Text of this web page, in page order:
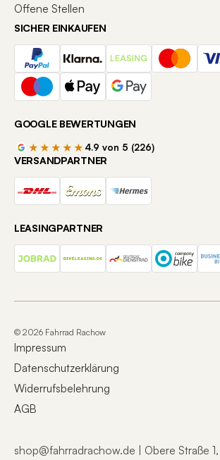
Offene Stellen
SICHER EINKAUFEN
GOOGLE BEWERTUNGEN
★★★★★ 4.9 von 5 (226)
VERSANDPARTNER
LEASINGPARTNER
© 2026 Fahrrad Rachow
Impressum
Datenschutzerklärung
Widerrufsbelehrung
AGB
shop@fahrradrachow.de | Obere Straße